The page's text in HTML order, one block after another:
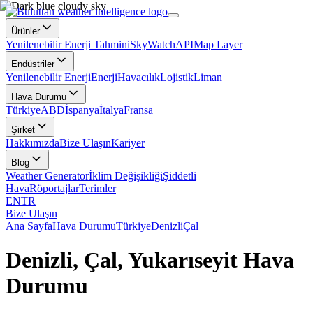
Ürünler
Yenilenebilir Enerji TahminiSkyWatchAPIMap Layer
Endüstriler
Yenilenebilir EnerjiEnerjiHavacılıkLojistikLiman
Hava Durumu
TürkiyeABDİspanyaİtalyaFransa
Şirket
HakkımızdaBize UlaşınKariyer
Blog
Weather Generatorİklim DeğişikliğiŞiddetli
HavaRöportajlarTerimler
ENTR
Bize Ulaşın
Ana SayfaHava DurumuTürkiyeDenizliÇal
Denizli, Çal, Yukarıseyit Hava
Durumu